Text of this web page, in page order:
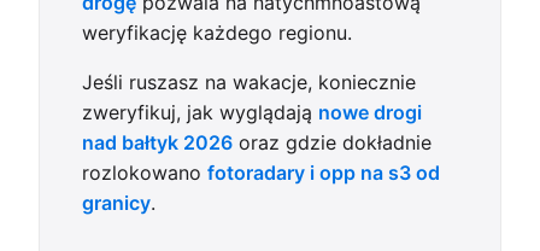
weryfikację każdego regionu.
Jeśli ruszasz na wakacje, koniecznie
zweryfikuj, jak wyglądają nowe drogi
nad bałtyk 2026 oraz gdzie dokładnie
rozlokowano fotoradary i opp na s3 od
granicy.